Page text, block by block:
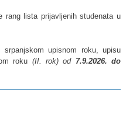
rang lista prijavljenih studenata u
upisnom roku, upisu
roku (II. rok) od 7.9.2026. do